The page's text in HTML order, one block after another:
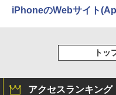
iPhoneのWebサイト
トッ
アクセスランキング